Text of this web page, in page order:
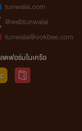
ารถนาของนายท่านทุกๆ คนได้
งถูกลิขสิทธิ์ เพื่อเป็นกำลังใจใน
tunwalai.com
@webtunwalai
tunwalai@ookbee.com
ตฟอร์มในเครือ